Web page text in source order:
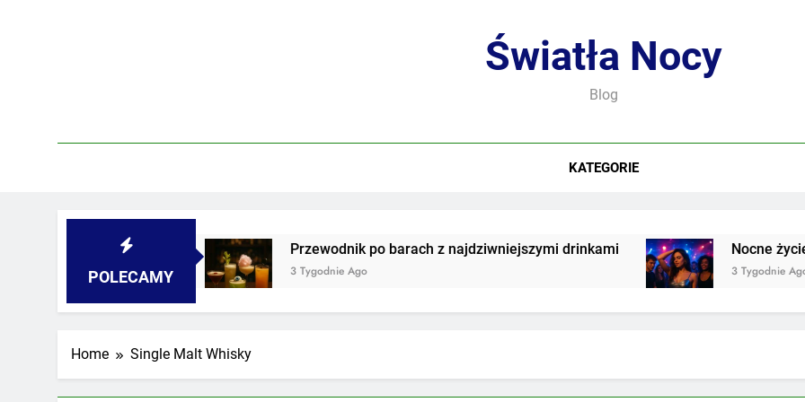
Światła Nocy
Blog
KATEGORIE
POLECAMY
i podwórkach Przewodnik po barach z najdziwniejszymi drinkami
3 Tygodnie Ago
Nocne życie we
3 Tygodnie Ago
Home Single Malt Whisky